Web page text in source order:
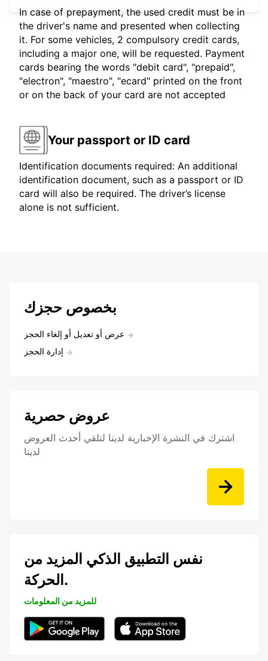
In case of prepayment, the used credit must be in
the driver's name and presented when collecting
it. For some vehicles, 2 compulsory credit cards,
including a major one, will be requested. Payment
cards bearing the words "debit card", "prepaid",
"electron", "maestro", "ecard" printed on the front
or on the back of your card are not accepted
Your passport or ID card
Identification documents required: An additional
identification document, such as a passport or ID
card will also be required. The driver’s license
alone is not sufficient.
بخصوص حجزك
عرض أو تعديل أو إلغاء الحجز
إدارة الحجز
عروض حصرية
اشترك في النشرة الإخبارية لدينا لتلقي أحدث العروض
لدينا
نفس التطبيق الذكي المزيد من
الحركة.
للمزيد من المعلومات